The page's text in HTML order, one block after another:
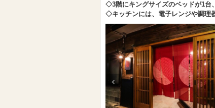
◇3階にキングサイズのベッドが1台
◇キッチンには、電子レンジや調理